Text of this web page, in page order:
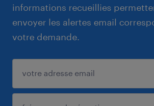
informations recueillies
envoyer les alertes email
votre demande.